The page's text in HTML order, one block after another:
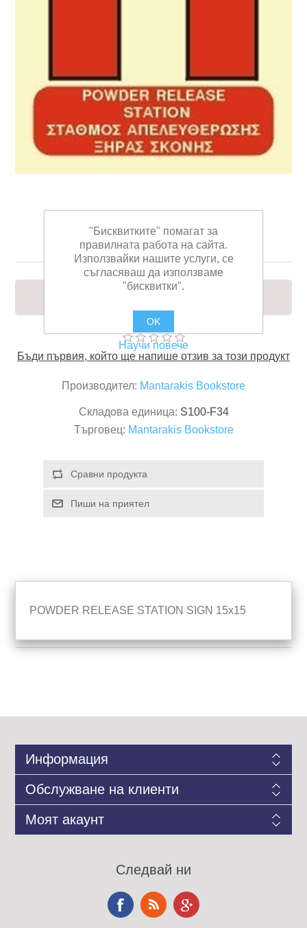
STATION SIGN 15x15
Бъди първия, който ще напише отзив за този продукт
Производител: Mantarakis Bookstore
Складова единица: S100-F34
Търговец: Mantarakis Bookstore
POWDER RELEASE STATION SIGN 15x15
Информация
Обслужване на клиенти
Моят акаунт
Следвай ни
"Бисквитките" помагат за
правилната работа на сайта.
Използвайки нашите услуги, се
съгласяваш да използваме
"бисквитки".
OK
Научи повече